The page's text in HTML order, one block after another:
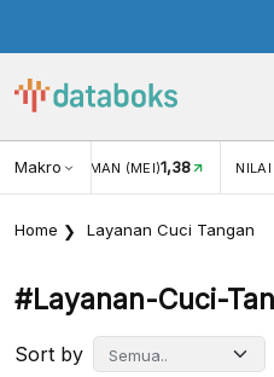
MakroWISMAN (MEI)1,38
Home Layanan Cuci Tangan
#layanan-Cuci-
Sort by